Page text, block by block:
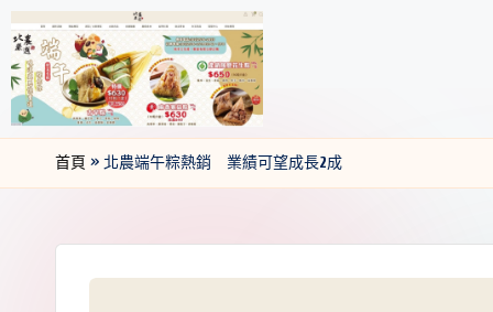
首頁 » 北農端午粽熱銷 業績可望成長2成